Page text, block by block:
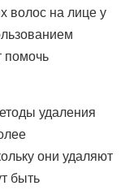
волос на лице у
помочь
удаления
они удаляют
быть